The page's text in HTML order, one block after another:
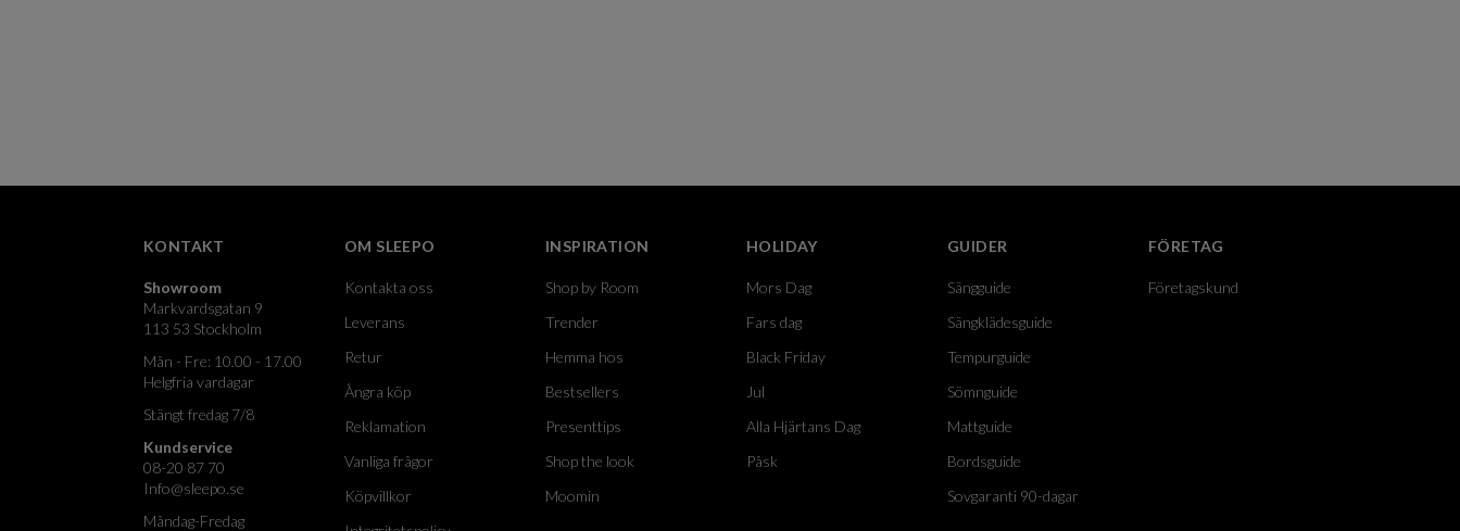
KONTAKT
Showroom
Markvardsgatan 9
113 53 Stockholm
Mån - Fre: 10.00 - 17.00
Helgfria vardagar
Stängt fredag 7/8
Kundservice
08-20 87 70
Info@sleepo.se
Måndag-Fredag
OM SLEEPO
Kontakta oss
Leverans
Retur
Ångra köp
Reklamation
Vanliga frågor
Köpvillkor
INSPIRATION
Shop by Room
Trender
Hemma hos
Bestsellers
Presenttips
Shop the look
Moomin
HOLIDAY
Mors Dag
Fars dag
Black Friday
Jul
Alla Hjärtans Dag
Påsk
GUIDER
Sängguide
Sängklädesguide
Tempurguide
Sömnguide
Mattguide
Bordsguide
Sovgaranti 90-dagar
FÖRETAG
Företagskund